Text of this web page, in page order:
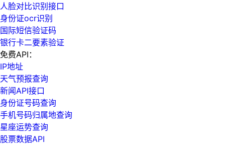
人脸对比识别接口
身份证ocr识别
国际短信验证码
银行卡二要素验证
免费API：
IP地址
天气预报查询
新闻API接口
身份证号码查询
手机号码归属地查询
星座运势查询
股票数据API